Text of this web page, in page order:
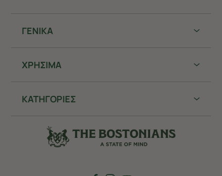
ΓΕΝΙΚΑ
ΧΡHΣΙΜΑ
ΚΑΤΗΓΟΡΙΕΣ